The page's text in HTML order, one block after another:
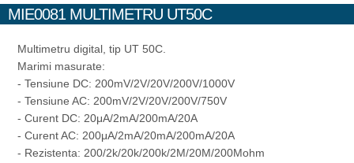
MIE0081 MULTIMETRU UT50C
Multimetru digital, tip UT 50C.
Marimi masurate:
- Tensiune DC: 200mV/2V/20V/200V/1000V
- Tensiune AC: 200mV/2V/20V/200V/750V
- Curent DC: 20μA/2mA/200mA/20A
- Curent AC: 200μA/2mA/20mA/200mA/20A
- Rezistenta: 200/2k/20k/200k/2M/20M/200Mohm